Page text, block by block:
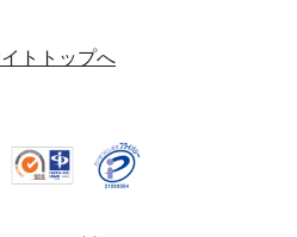
トトップへ